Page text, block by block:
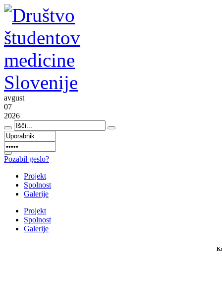
avgust
07
2026
Pozabil geslo?
Projekt
Spolnost
Galerije
Projekt
Spolnost
Galerije